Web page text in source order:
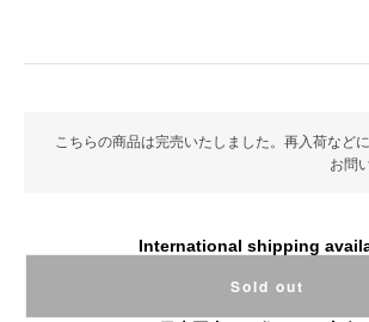
こちらの商品は完売いたしました。再入荷など
お問
International shipping
Sold out